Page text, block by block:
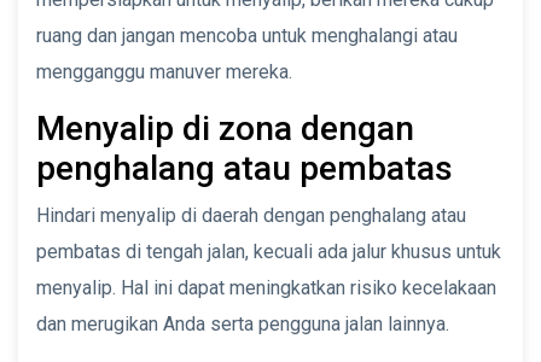
ruang dan jangan mencoba untuk menghalangi atau
mengganggu manuver mereka.
Menyalip di zona dengan
penghalang atau pembatas
Hindari menyalip di daerah dengan penghalang atau
pembatas di tengah jalan, kecuali ada jalur khusus untuk
menyalip. Hal ini dapat meningkatkan risiko kecelakaan
dan merugikan Anda serta pengguna jalan lainnya.